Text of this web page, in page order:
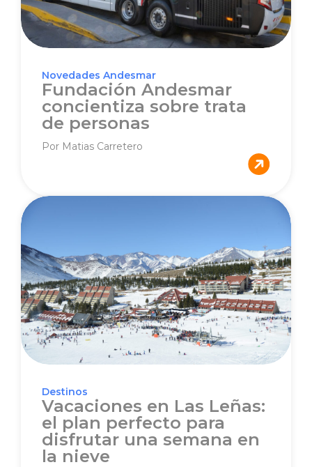
Novedades Andesmar
Fundación Andesmar
concientiza sobre trata
de personas
Por Matias Carretero
Destinos
Vacaciones en Las Leñas:
el plan perfecto para
disfrutar una semana en
la nieve